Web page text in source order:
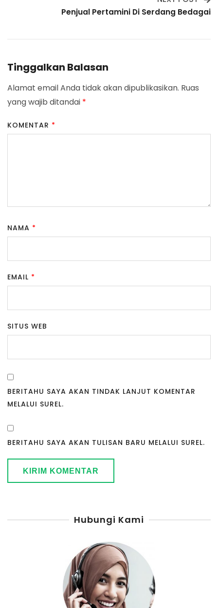
Penjual Pertamini Di Serdang Bedagai
Tinggalkan Balasan
Alamat email Anda tidak akan dipublikasikan. Ruas
yang wajib ditandai *
KOMENTAR *
NAMA *
EMAIL *
SITUS WEB
BERITAHU SAYA AKAN TINDAK LANJUT KOMENTAR
MELALUI SUREL.
BERITAHU SAYA AKAN TULISAN BARU MELALUI SUREL.
Hubungi Kami